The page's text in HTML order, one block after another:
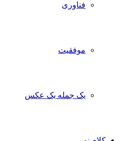
فناوری
موفقیت
یک جمله یک عکس